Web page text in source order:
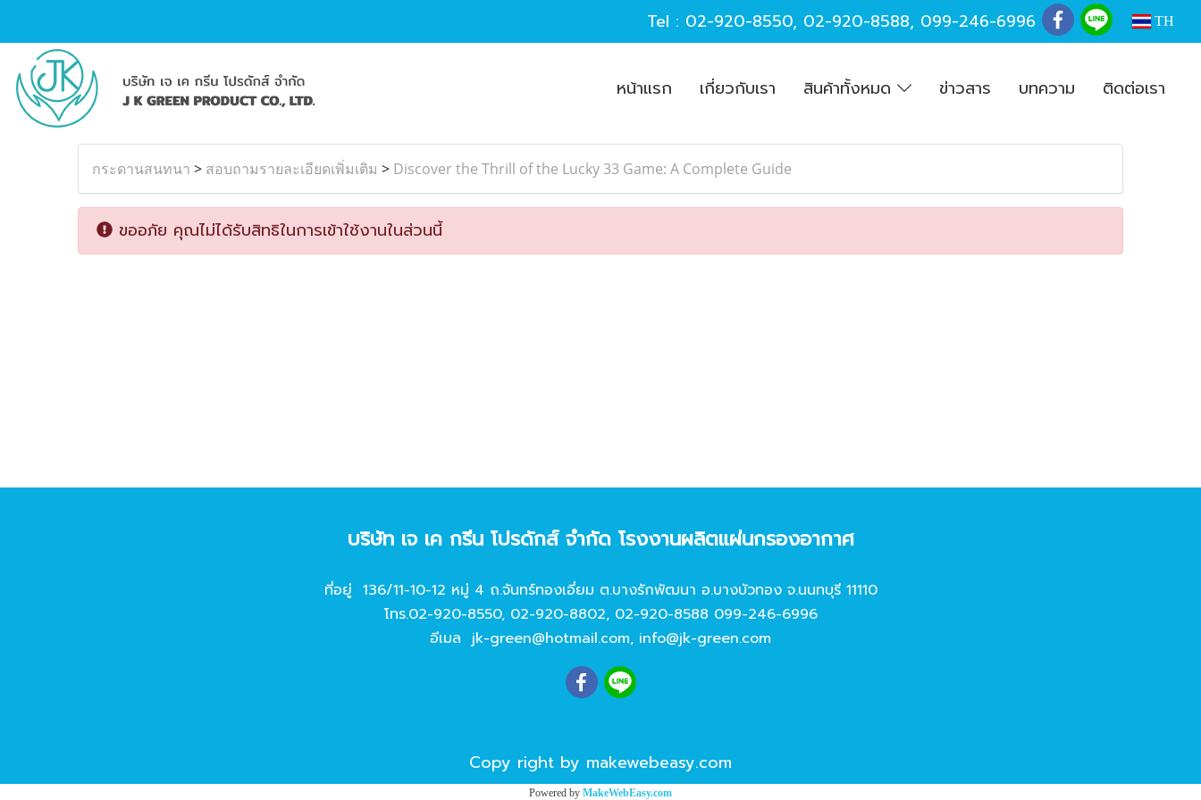
Tel : 02-920-8550, 02-920-8588, 099-246-6996 TH
หน้าแรก เกี่ยวกับเรา สินค้าทั้งหมด ข่าวสาร บทความ ติดต่อเรา
กระดานสนทนา > สอบถามรายละเอียดเพิ่มเติม > Discover the Thrill of the Lucky 33 Game: A Complete Guide
ขออภัย คุณไม่ได้รับสิทธิในการเข้าใช้งานในส่วนนี้
บริษัท เจ เค กรีน โปรดักส์ จํากัด โรงงานผลิตแผ่นกรองอากาศ
ที่อยู่ 136/11-10-12 หมู่ 4 ถ.จันทร์ทองเอี่ยม ต.บางรักพัฒนา อ.บางบัวทอง จ.นนทบุรี 11110
โทร.02-920-8550, 02-920-8802, 02-920-8588 099-246-6996
อีเมล jk-green@hotmail.com, info@jk-green.com
Copy right by makewebeasy.com
Powered by MakeWebEasy.com